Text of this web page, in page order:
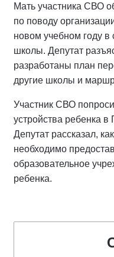
Мать участника СВО
по поводу
новом учебном году в
школы. Депутат
разработаны план
другие школы и
Участник СВО
устройства ребенка в
Депутат рассказал,
необходимо
образовательное
ребенка.